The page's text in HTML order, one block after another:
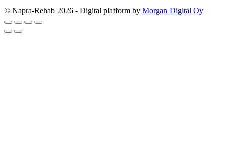
© Napra-Rehab 2026 - Digital platform by Morgan Digital Oy